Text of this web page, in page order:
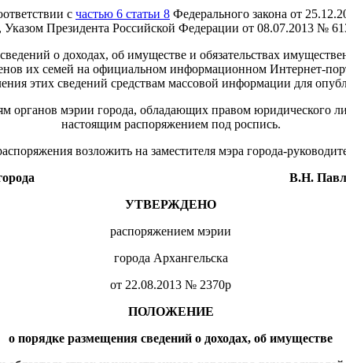
с частью 6 статьи 8 Федерального закона от
Президента Российской Федерации от 08.07.2013 №
о доходах, об имуществе и обязательствах
их семей на официальном информационном Интернет-
этих сведений средствам массовой информации для
органов мэрии города, обладающих правом юридического
настоящим распоряжением под роспись.
возложить на заместителя мэра города-
В.Н.
УТВЕРЖДЕНО
распоряжением мэрии
города Архангельска
от 22.08.2013 № 2370р
ПОЛОЖЕНИЕ
о порядке размещения сведений о доходах, об имуществе